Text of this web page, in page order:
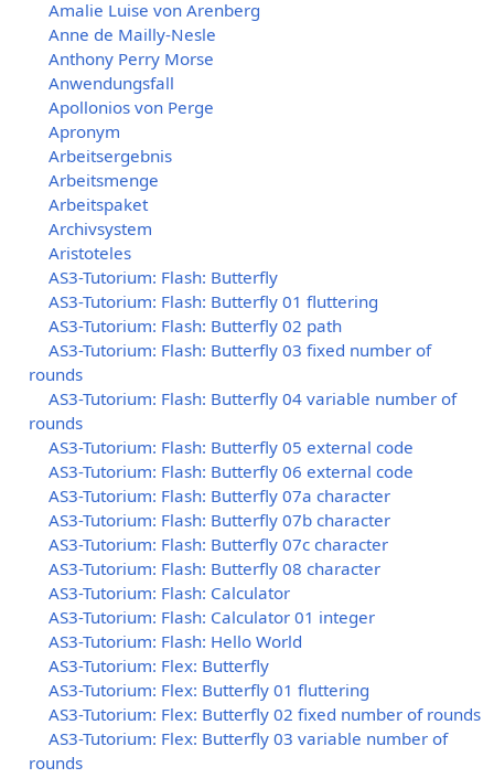
Amalie Luise von Arenberg
Anne de Mailly-Nesle
Anthony Perry Morse
Anwendungsfall
Apollonios von Perge
Apronym
Arbeitsergebnis
Arbeitsmenge
Arbeitspaket
Archivsystem
Aristoteles
AS3-Tutorium: Flash: Butterfly
AS3-Tutorium: Flash: Butterfly 01 fluttering
AS3-Tutorium: Flash: Butterfly 02 path
AS3-Tutorium: Flash: Butterfly 03 fixed number of
rounds
AS3-Tutorium: Flash: Butterfly 04 variable number of
rounds
AS3-Tutorium: Flash: Butterfly 05 external code
AS3-Tutorium: Flash: Butterfly 06 external code
AS3-Tutorium: Flash: Butterfly 07a character
AS3-Tutorium: Flash: Butterfly 07b character
AS3-Tutorium: Flash: Butterfly 07c character
AS3-Tutorium: Flash: Butterfly 08 character
AS3-Tutorium: Flash: Calculator
AS3-Tutorium: Flash: Calculator 01 integer
AS3-Tutorium: Flash: Hello World
AS3-Tutorium: Flex: Butterfly
AS3-Tutorium: Flex: Butterfly 01 fluttering
AS3-Tutorium: Flex: Butterfly 02 fixed number of rounds
AS3-Tutorium: Flex: Butterfly 03 variable number of
rounds